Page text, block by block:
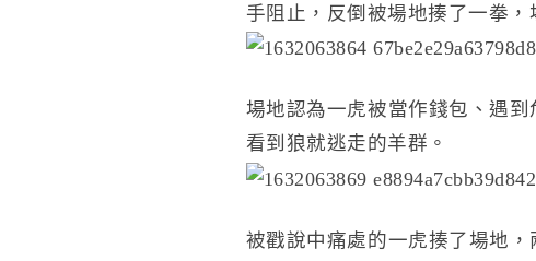
手阻止，反倒被場地揍了一拳
場地認為一虎被當作錢包、遇
看到狼就逃走的羊群。
被戳說中痛處的一虎揍了場地